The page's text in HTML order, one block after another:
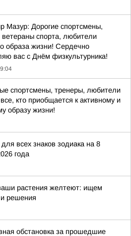
Мазур: Дорогие спортсмены,
ветераны спорта, любители
образа жизни! Сердечно
вас с Днём физкультурника!
спортсмены, тренеры, любители
кто приобщается к активному и
образу жизни!
для всех знаков зодиака на 8
года
растения желтеют: ищем
решения
обстановка за прошедшие